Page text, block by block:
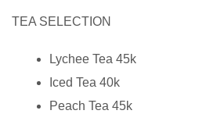
TEA SELECTION
Lychee Tea 45k
Iced Tea 40k
Peach Tea 45k